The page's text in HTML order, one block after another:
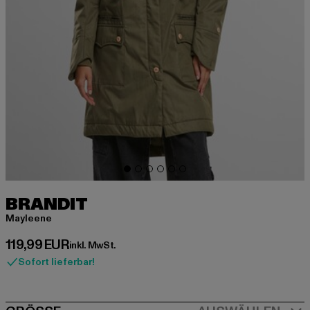
BRANDIT
Mayleene
119,99 EUR
Derzeitiger Preis: 119,99 EUR
inkl. MwSt.
Sofort lieferbar!